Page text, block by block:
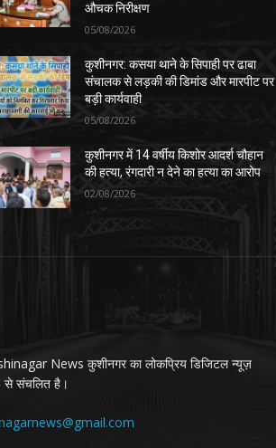
औचक निरीक्षण
05/08/2026
कुशीनगर: कसया थाने के सिपाही पर ढाबा
संचालक से लड़की की डिमांड और मारपीट पर
बड़ी कार्यवाही
05/08/2026
कुशीनगर में 14 वर्षीय किशोर आदर्श चौहान
की हत्या, रंगदारी न देने का हत्या का आरोप
02/08/2026
News कुशीनगर का लोकप्रिय डिजिटल न्यूज़
से संचलित है।